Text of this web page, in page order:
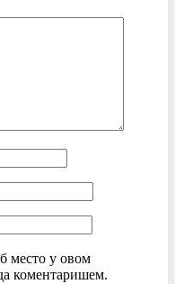
место у овом
коментаришем.